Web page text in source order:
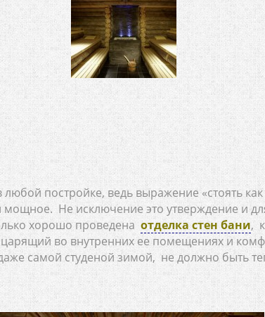
постройке, ведь выражение «стоять как
мощное. Не исключение это утверждение и
хорошо проведена отделка стен бани,
во внутренних ее помещениях и
самой студеной зимой, не должно быть